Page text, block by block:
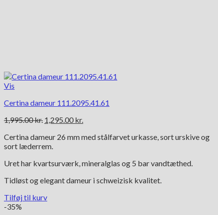
Vis
Certina dameur 111.2095.41.61
1,995.00kr. Den
pris
var:
1,295.00 kr.
pris
Certina dameur 26 mm med stålfarvet urkasse, sort urskive og
sort læderrem.
Uret har kvartsurværk, mineralglas og 5 bar vandtæthed.
Tidløst og elegant dameur i schweizisk kvalitet.
Tilføj til kurv
-35%